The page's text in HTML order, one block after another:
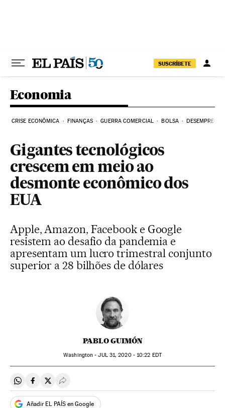
SUSCRÍBETE
Economia
CRISE ECONÔMICA FINANÇAS GUERRA COMERCIAL BOLSA DESEMPREGO
Gigantes tecnológicos
crescem em meio ao
desmonte econômico dos
EUA
Apple, Amazon, Facebook e Google
resistem ao desafio da pandemia e
apresentam um lucro trimestral conjunto
superior a 28 bilhões de dólares
PABLO GUIMÓN
Washington -JUL31, 2020 - 10:22 EDT
Compartir en Whatsapp
Compartir en Facebook
Compartir en Twitter
Desplegar Redes Sociales
Añadir EL PAÍS en Google